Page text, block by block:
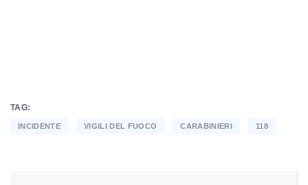
TAG:
INCIDENTE VIGILI DEL FUOCO CARABINIERI 118